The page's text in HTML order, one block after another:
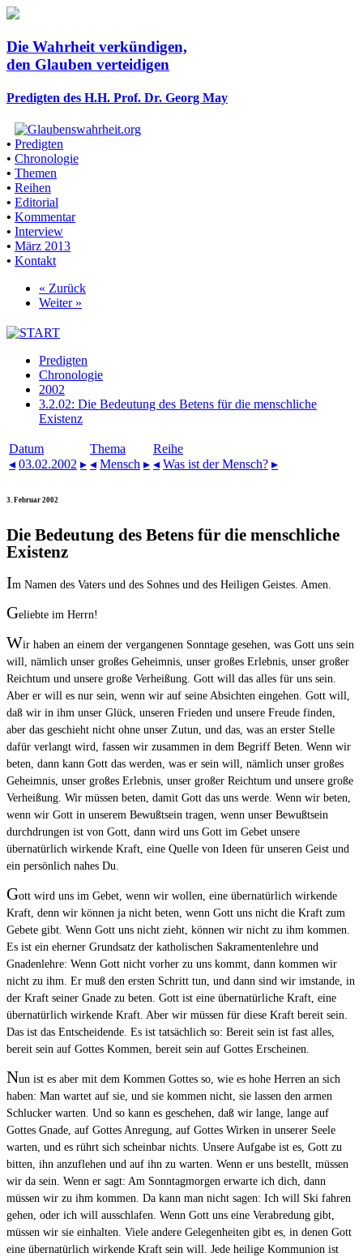
Die Wahrheit verkündigen,
den Glauben verteidigen
Predigten des H.H. Prof. Dr. Georg May
• Predigten
• Chronologie
• Themen
• Reihen
• Editorial
• Kommentar
• Interview
• März 2013
• Kontakt
« Zurück
Weiter »
Predigten
Chronologie
2002
3.2.02: Die Bedeutung des Betens für die menschliche
Existenz
Datum
◂ 03.02.2002 ▸
Thema
◂ Mensch ▸
Reihe
◂ Was ist der Mensch? ▸
3. Februar 2002
Die Bedeutung des Betens für die menschliche
Existenz
Im Namen des Vaters und des Sohnes und des Heiligen Geistes. Amen.
Geliebte im Herrn!
Wir haben an einem der vergangenen Sonntage gesehen, was Gott uns sein
will, nämlich unser großes Geheimnis, unser großes Erlebnis, unser großer
Reichtum und unsere große Verheißung. Gott will das alles für uns sein.
Aber er will es nur sein, wenn wir auf seine Absichten eingehen. Gott will,
daß wir in ihm unser Glück, unseren Frieden und unsere Freude finden,
aber das geschieht nicht ohne unser Zutun, und das, was an erster Stelle
dafür verlangt wird, fassen wir zusammen in dem Begriff Beten. Wenn wir
beten, dann kann Gott das werden, was er sein will, nämlich unser großes
Geheimnis, unser großes Erlebnis, unser großer Reichtum und unsere große
Verheißung. Wir müssen beten, damit Gott das uns werde. Wenn wir beten,
wenn wir Gott in unserem Bewußtsein tragen, wenn unser Bewußtsein
durchdrungen ist von Gott, dann wird uns Gott im Gebet unsere
übernatürlich wirkende Kraft, eine Quelle von Ideen für unseren Geist und
ein persönlich nahes Du.
Gott wird uns im Gebet, wenn wir wollen, eine übernatürlich wirkende
Kraft, denn wir können ja nicht beten, wenn Gott uns nicht die Kraft zum
Gebete gibt. Wenn Gott uns nicht zieht, können wir nicht zu ihm kommen.
Es ist ein eherner Grundsatz der katholischen Sakramentenlehre und
Gnadenlehre: Wenn Gott nicht vorher zu uns kommt, dann kommen wir
nicht zu ihm. Er muß den ersten Schritt tun, und dann sind wir imstande, in
der Kraft seiner Gnade zu beten. Gott ist eine übernatürliche Kraft, eine
übernatürlich wirkende Kraft. Aber wir müssen für diese Kraft bereit sein.
Das ist das Entscheidende. Es ist tatsächlich so: Bereit sein ist fast alles,
bereit sein auf Gottes Kommen, bereit sein auf Gottes Erscheinen.
Nun ist es aber mit dem Kommen Gottes so, wie es hohe Herren an sich
haben: Man wartet auf sie, und sie kommen nicht, sie lassen den armen
Schlucker warten. Und so kann es geschehen, daß wir lange, lange auf
Gottes Gnade, auf Gottes Anregung, auf Gottes Wirken in unserer Seele
warten, und es rührt sich scheinbar nichts. Unsere Aufgabe ist es, Gott zu
bitten, ihn anzuflehen und auf ihn zu warten. Wenn er uns bestellt, müssen
wir da sein. Wenn er sagt: Am Sonntagmorgen erwarte ich dich, dann
müssen wir zu ihm kommen. Da kann man nicht sagen: Ich will Ski fahren
gehen, oder ich will ausschlafen. Wenn Gott uns eine Verabredung gibt,
müssen wir sie einhalten. Viele andere Gelegenheiten gibt es, in denen Gott
eine übernatürlich wirkende Kraft sein will. Jede heilige Kommunion ist